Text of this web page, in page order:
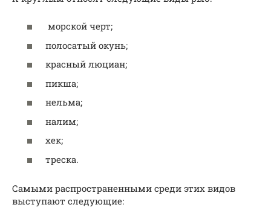
морской черт;
полосатый окунь;
красный люциан;
пикша;
нельма;
налим;
хек;
треска.
Самыми распространенными среди этих видов
выступают следующие: